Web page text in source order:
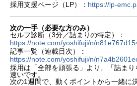
採用支援ページ（LP）： https://lp-
次の一手（必要な方のみ）
セルフ診断（3分／詰まりの特定）：
https://note.com/yoshifuji/n/
記事一覧（連載目次）：
https://note.com/yoshifuji/n/
採用は「全部を頑張る」より、「詰ま
速いです。
次の1週間で、動くポイントから一緒に